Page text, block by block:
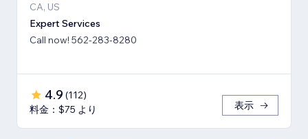
CA, US
Expert Services
Call now! 562-283-8280
4.9 (112)
料金：$75 より
表示